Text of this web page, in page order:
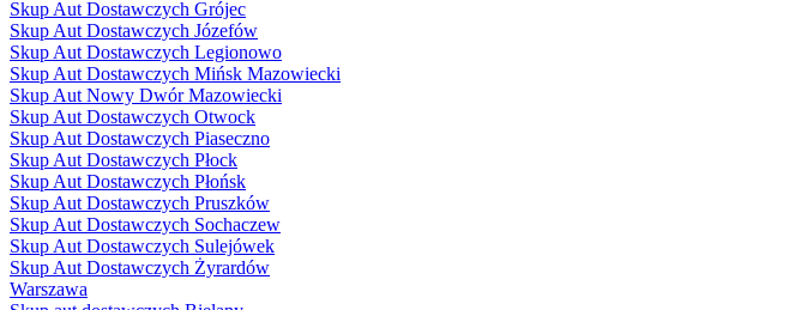
Skup Aut Dostawczych Grójec
Skup Aut Dostawczych Józefów
Skup Aut Dostawczych Legionowo
Skup Aut Dostawczych Mińsk Mazowiecki
Skup Aut Nowy Dwór Mazowiecki
Skup Aut Dostawczych Otwock
Skup Aut Dostawczych Piaseczno
Skup Aut Dostawczych Płock
Skup Aut Dostawczych Płońsk
Skup Aut Dostawczych Pruszków
Skup Aut Dostawczych Sochaczew
Skup Aut Dostawczych Sulejówek
Skup Aut Dostawczych Żyrardów
Warszawa